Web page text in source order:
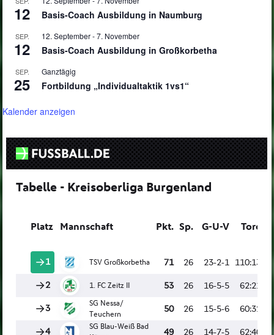
12 Basis-Coach Ausbildung in Naumburg
SEP.
12
12. September-7. November
Basis-Coach Ausbildung in Großkorbetha
SEP.
25
Ganztägig
Fortbildung „Individualtaktik 1vs1“
Kalender anzeigen